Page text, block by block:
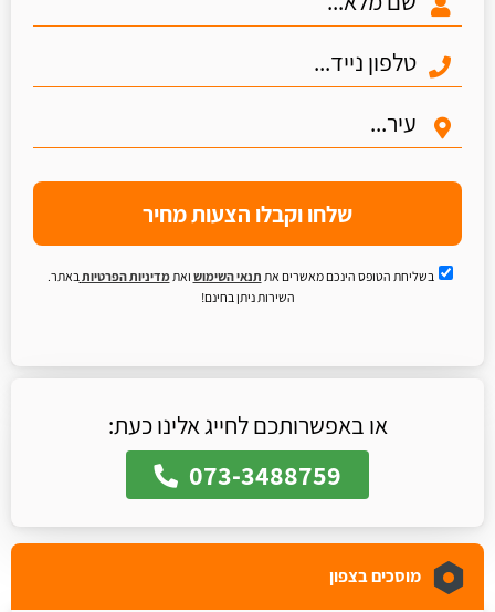
שלחו וקבלו הצעות מחיר
בשליחת הטופס הינכם מאשרים את תנאי השימוש ואתמדיניות הפרטיותבאתר.
השירות ניתן בחינם!
או באפשרותכם לחייג אלינו כעת:
073-3488759
מוסכים בצפון